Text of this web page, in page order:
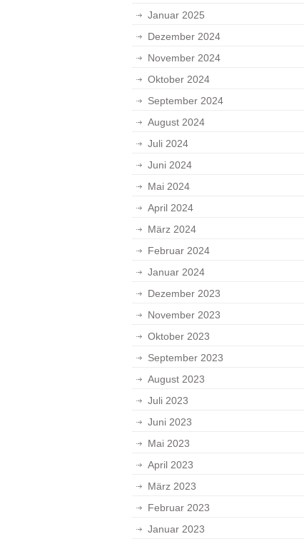
Januar 2025
Dezember 2024
November 2024
Oktober 2024
September 2024
August 2024
Juli 2024
Juni 2024
Mai 2024
April 2024
März 2024
Februar 2024
Januar 2024
Dezember 2023
November 2023
Oktober 2023
September 2023
August 2023
Juli 2023
Juni 2023
Mai 2023
April 2023
März 2023
Februar 2023
Januar 2023